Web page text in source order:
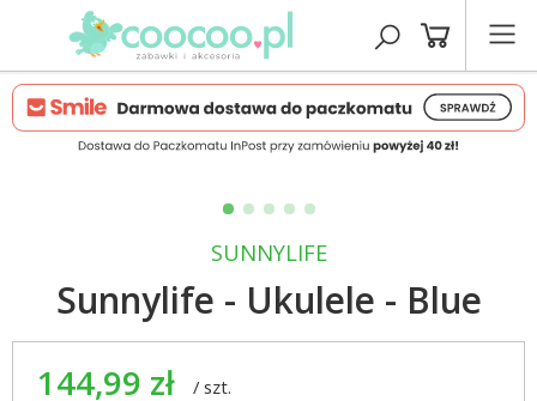
SUNNYLIFE
Sunnylife - Ukulele - Blue
144,99 zł / szt.